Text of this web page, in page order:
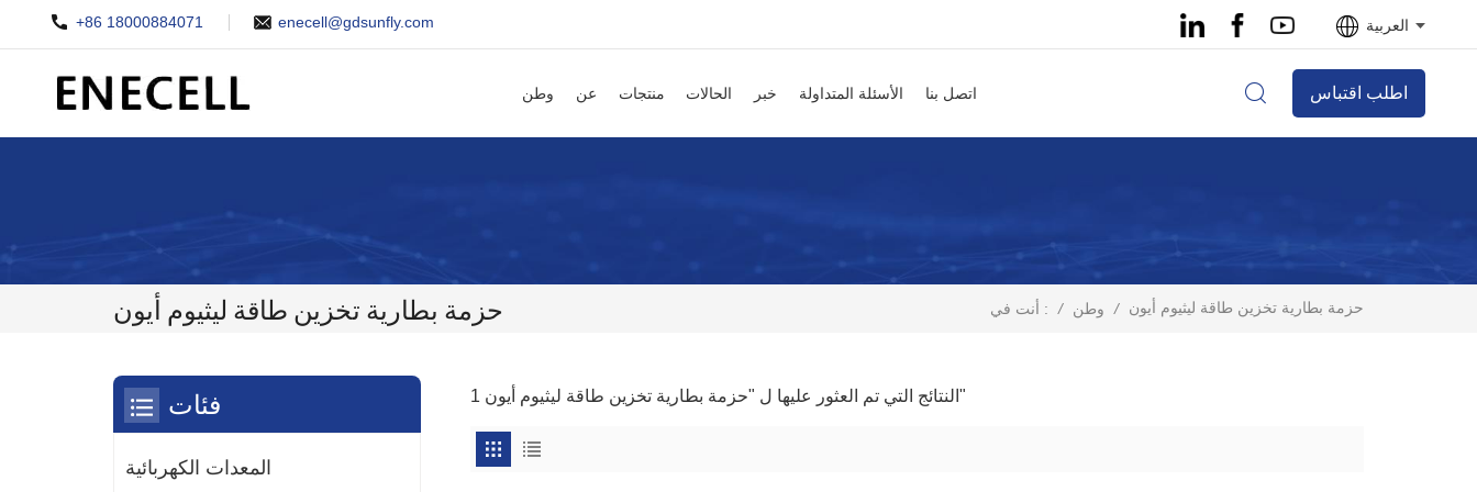
+86 18000884071 enecell@gdsunfly.com العربية
وطن عن منتجات الحالات خبر الأسئلة المتداولة اتصل بنا اطلب اقتباس
حزمة بطارية تخزين طاقة ليثيوم أيون أنت في : / وطن / حزمة بطارية تخزين طاقة ليثيوم أيون
1 النتائج التي تم العثور عليها ل "حزمة بطارية تخزين طاقة ليثيوم أيون" فئات
المعدات الكهربائية